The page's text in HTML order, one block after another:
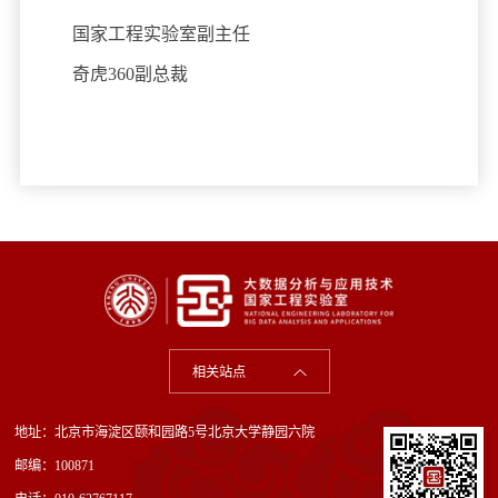
国家工程实验室副主任
奇虎360副总裁
相关站点
地址：北京市海淀区颐和园路5号北京大学静园六院
邮编：100871